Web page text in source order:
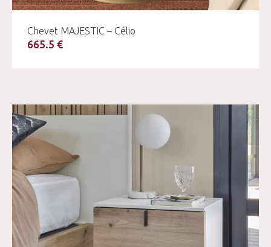
Chevet MAJESTIC – Célio
665.5 €